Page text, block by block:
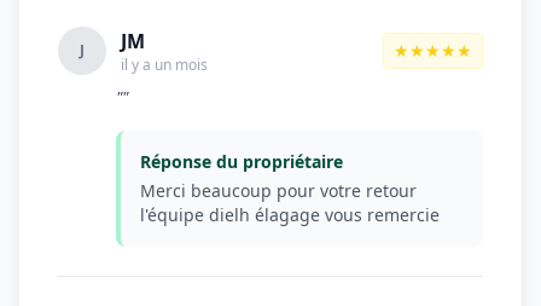
J JM
il y a un mois
★★★★★
""
Réponse du propriétaire
Merci beaucoup pour votre retour
l'équipe dielh élagage vous remercie